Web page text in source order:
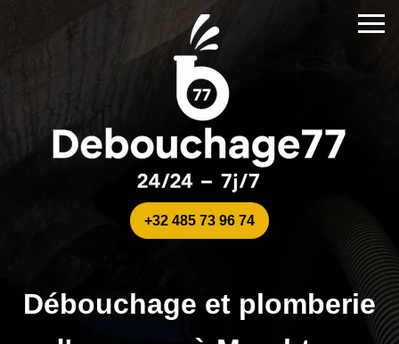
+32 485 73 96 74
Débouchage et plomberie